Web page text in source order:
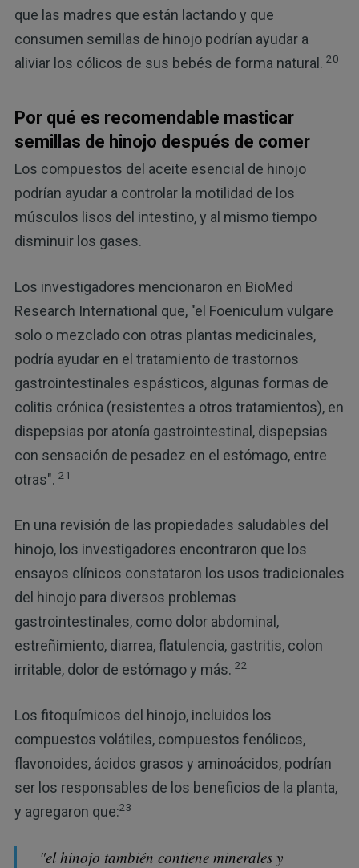
que las madres que están lactando y que
consumen semillas de hinojo podrían ayudar a
aliviar los cólicos de sus bebés de forma natural. 20
Por qué es recomendable masticar
semillas de hinojo después de comer
Los compuestos del aceite esencial de hinojo
podrían ayudar a controlar la motilidad de los
músculos lisos del intestino, y al mismo tiempo
disminuir los gases.
Los investigadores mencionaron en BioMed
Research International que, "el Foeniculum vulgare
solo o mezclado con otras plantas medicinales,
podría ayudar en el tratamiento de trastornos
gastrointestinales espásticos, algunas formas de
colitis crónica (resistentes a otros tratamientos), en
dispepsias por atonía gastrointestinal, dispepsias
con sensación de pesadez en el estómago, entre
otras". 21
En una revisión de las propiedades saludables del
hinojo, los investigadores encontraron que los
ensayos clínicos constataron los usos tradicionales
del hinojo para diversos problemas
gastrointestinales, como dolor abdominal,
estreñimiento, diarrea, flatulencia, gastritis, colon
irritable, dolor de estómago y más. 22
Los fitoquímicos del hinojo, incluidos los
compuestos volátiles, compuestos fenólicos,
flavonoides, ácidos grasos y aminoácidos, podrían
ser los responsables de los beneficios de la planta,
y agregaron que:23
"el hinojo también contiene minerales y